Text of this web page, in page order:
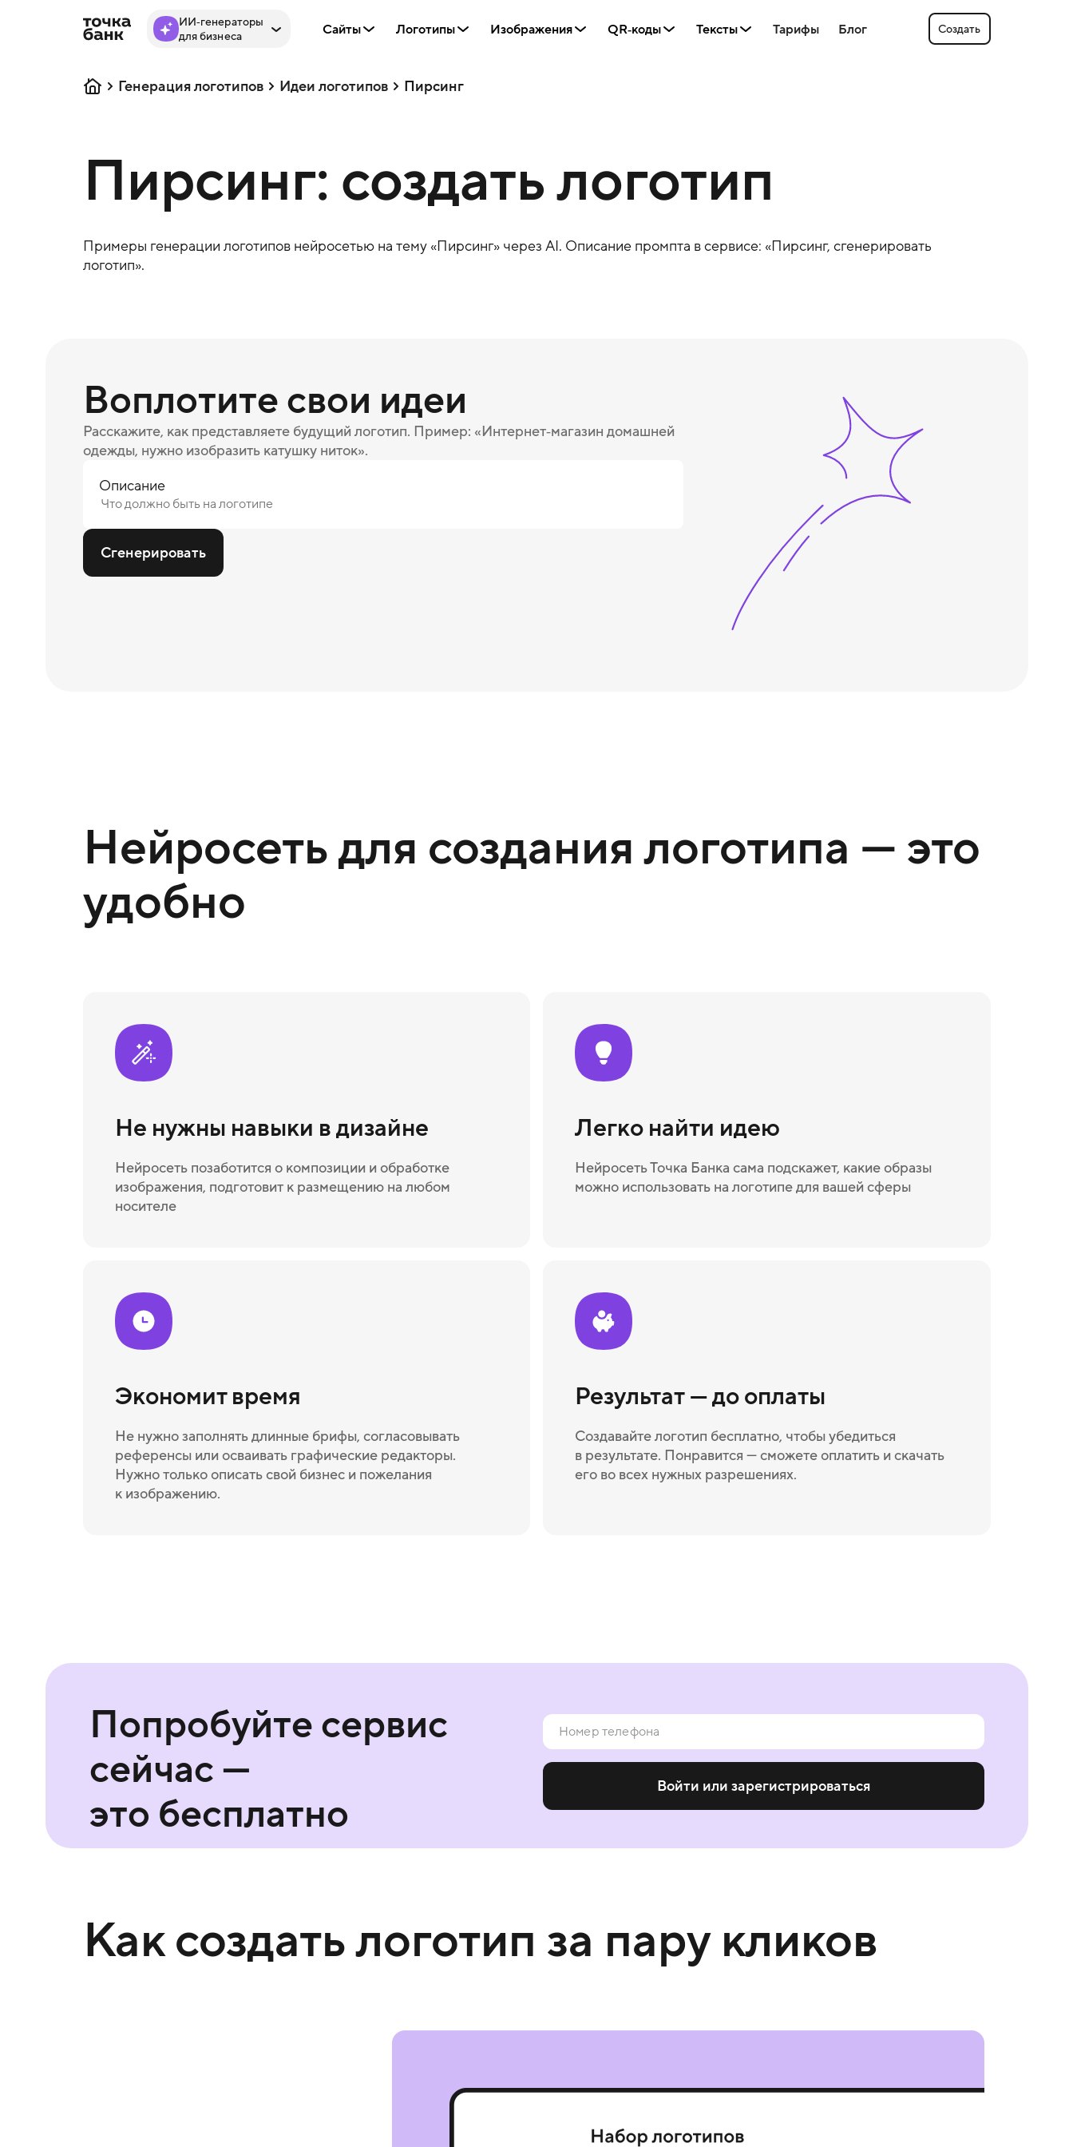
ИИ‑генераторы
для бизнеса
Сайты Логотипы Изображения QR‑коды Тексты Тарифы Блог Создать
Генерация логотипов Идеи логотипов Пирсинг
Пирсинг: создать логотип
Примеры генерации логотипов нейросетью на тему «Пирсинг» через AI. Описание промпта в сервисе: «Пирсинг, сгенерировать
логотип».
Воплотите свои идеи
Расскажите, как представляете будущий логотип. Пример: «Интернет‑магазин домашней
одежды, нужно изобразить катушку ниток».
Описание
Сгенерировать
Нейросеть для создания логотипа — это
удобно
Не нужны навыки в дизайне
Нейросеть позаботится о композиции и обработке
изображения, подготовит к размещению на любом
носителе
Легко найти идею
Нейросеть Точка Банка сама подскажет, какие образы
можно использовать на логотипе для вашей сферы
Экономит время
Не нужно заполнять длинные брифы, согласовывать
референсы или осваивать графические редакторы.
Нужно только описать свой бизнес и пожелания
к изображению.
Результат — до оплаты
Создавайте логотип бесплатно, чтобы убедиться
в результате. Понравится — сможете оплатить и скачать
его во всех нужных разрешениях.
Попробуйте сервис
сейчас —
это бесплатно
Войти или зарегистрироваться
Как создать логотип за пару кликов